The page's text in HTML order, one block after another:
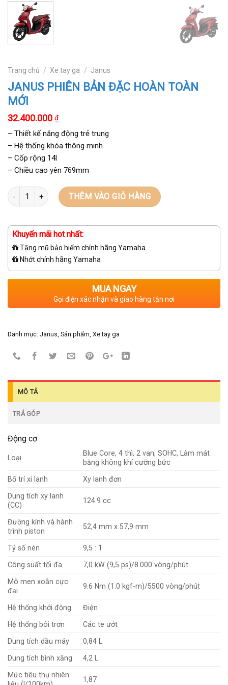
Trang chủ / Xe tay ga / Janus
JANUS PHIÊN BẢN ĐẶC HOÀN TOÀN
MỚI
32.400.000 ₫
– Thiết kế năng động trẻ trung
– Hệ thống khóa thông minh
– Cốp rộng 14l
– Chiều cao yên 769mm
Số lượng THÊM VÀO GIỎ HÀNG
Khuyến mãi hot nhất:
Tặng mũ bảo hiểm chính hãng Yamaha
Nhớt chính hãng Yamaha
MUA NGAY
Gọi điện xác nhận và giao hàng tận nơi
Danh mục: Janus Sản phẩm Xe tay ga
MÔ TẢ
TRẢ GÓP
Động cơ
Loại
Blue Core, 4 thì, 2 van, SOHC, Làm mát
bằng không khí cưỡng bức
Bố trí xi lanh Xy lanh đơn
Dung tích xy lanh
(CC)
124.9 cc
Đường kính và hành
trình piston
52,4 mm x 57,9 mm
Tỷ số nén 9,5 : 1
Công suất tối đa 7,0 kW (9,5 ps)/8.000 vòng/phút
Mô men xoắn cực
đại
9.6 Nm (1.0 kgf-m)/5500 vòng/phút
Hệ thống khởi động Điện
Hệ thống bôi trơn Các te ướt
Dung tích dầu máy 0,84 L
Dung tích bình xăng 4,2 L
Mức tiêu thụ nhiên
1,87